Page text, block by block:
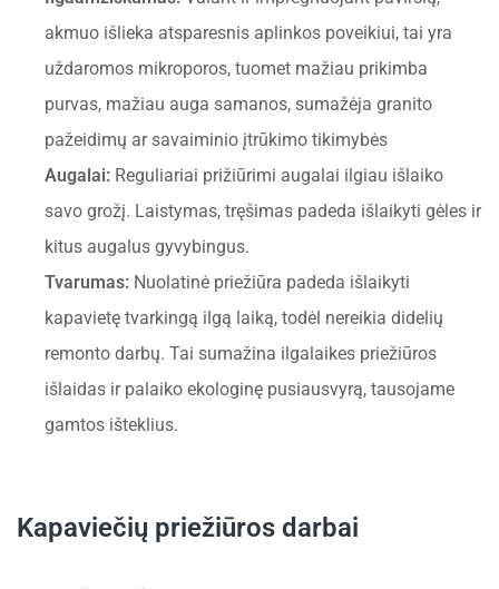
akmuo išlieka atsparesnis aplinkos poveikiui, tai yra
uždaromos mikroporos, tuomet mažiau prikimba
purvas, mažiau auga samanos, sumažėja granito
pažeidimų ar savaiminio įtrūkimo tikimybės
Augalai: Reguliariai prižiūrimi augalai ilgiau išlaiko
savo grožį. Laistymas, tręšimas padeda išlaikyti gėles ir
kitus augalus gyvybingus.
Tvarumas: Nuolatinė priežiūra padeda išlaikyti
kapavietę tvarkingą ilgą laiką, todėl nereikia didelių
remonto darbų. Tai sumažina ilgalaikes priežiūros
išlaidas ir palaiko ekologinę pusiausvyrą, tausojame
gamtos išteklius.
Kapaviečių priežiūros darbai